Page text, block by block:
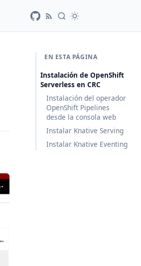
EN ESTA PÁGINA
Instalación de OpenShift
Serverless en CRC
Instalación del operador
OpenShift Pipelines
desde la consola web
Instalar Knative Serving
Instalar Knative Eventing